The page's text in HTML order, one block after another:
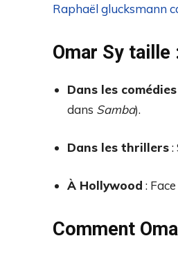
Raphaël glucksmann
Omar Sy taille
Dans les comédies
dans Samba).
Dans les thrillers:
À Hollywood :
Comment